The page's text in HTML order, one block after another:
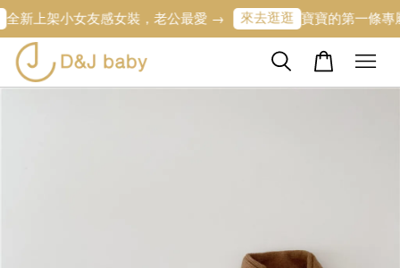
上架小女友感女裝，老公最愛 → 來去逛逛 寶寶的第一條專屬